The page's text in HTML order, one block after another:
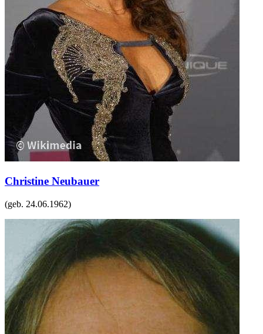
Christine Neubauer
(geb. 24.06.1962)